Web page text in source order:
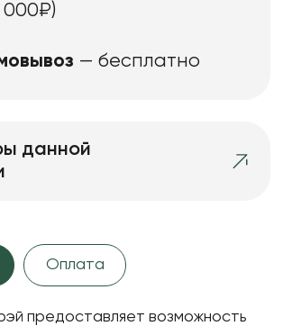
000₽)
— бесплатно
данной
Оплата
предоставляет возможность